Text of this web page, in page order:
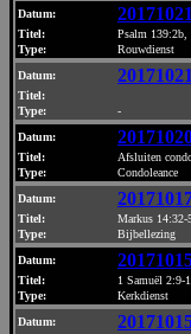
Datum:
Titel:
Psalm
Type:
Rouwdienst
Datum:
Titel:
Type:
-
Datum:
Titel:
Afsluiten
Type:
Condoleance
Datum:
Titel:
Markus 14:32-
Type:
Bijbellezing
Datum:
Titel:
1 Samuël 2:9-
Type:
Kerkdienst
Datum: